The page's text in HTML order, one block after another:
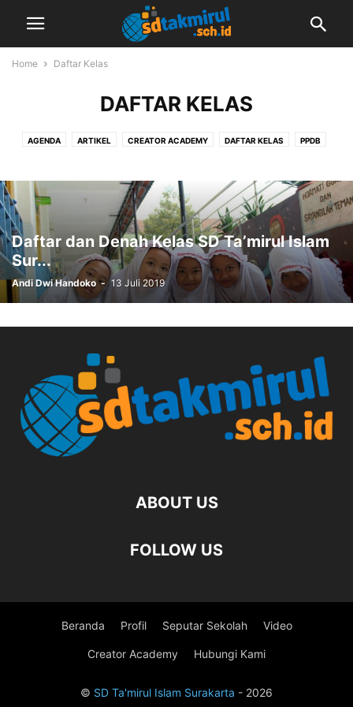
Home Daftar Kelas
DAFTAR KELAS
AGENDA ARTIKEL CREATOR ACADEMY DAFTAR KELAS PPDB
Daftar dan Denah Kelas SD Ta’mirul Islam
Sur...
Andi Dwi Handoko - 13 Juli 2019
ABOUT US
FOLLOW US
Beranda Profil Seputar Sekolah Video
Creator Academy Hubungi Kami
© SD Ta'mirul Islam Surakarta - 2026